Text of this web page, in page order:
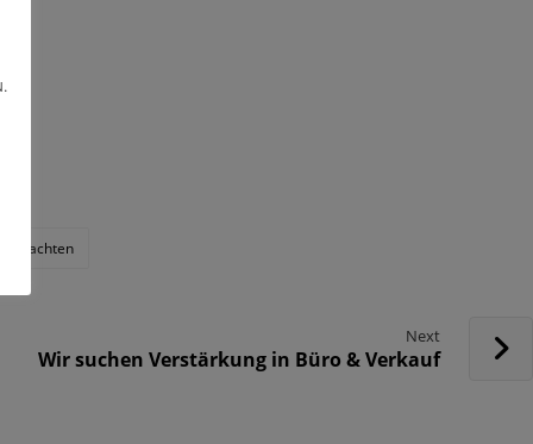
weihnachten
Next
Wir suchen Verstärkung in Büro & Verkauf